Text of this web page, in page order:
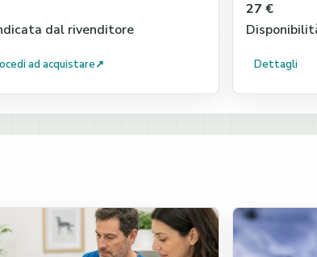
dal rivenditore
ad acquistare↗
27 €
Dettagli